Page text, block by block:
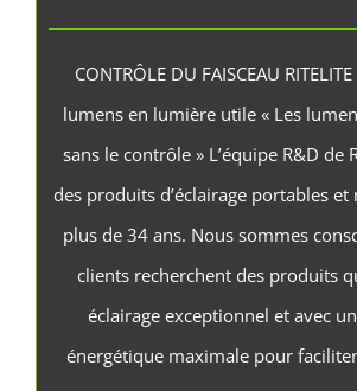
CONTRÔLE DU FAISCEAU
lumens en lumière utile « Les
sans le contrôle » L’équipe R&D de
des produits d’éclairage portables
plus de 34 ans. Nous sommes
clients recherchent des produits
éclairage exceptionnel et avec
énergétique maximale pour